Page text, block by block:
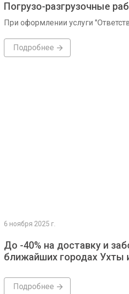
Погрузо-разгрузочные
При оформлении услуги
Подробнее
6 ноября 2025 г.
До -40% на доставку и
ближайших городах Ухты
Подробнее